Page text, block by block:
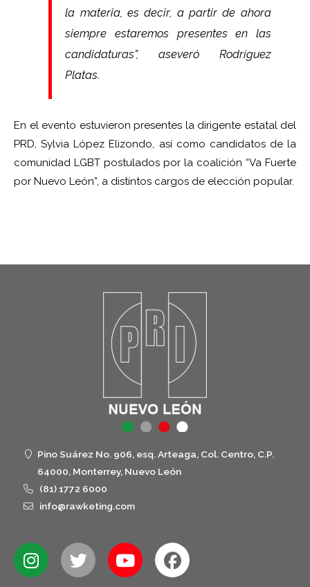
la materia, es decir, a partir de ahora
siempre estaremos presentes en las
candidaturas”, aseveró Rodríguez
Platas.
En el evento estuvieron presentes la dirigente estatal del
PRD, Sylvia López Elizondo, así como candidatos de la
comunidad LGBT postulados por la coalición “Va Fuerte
por Nuevo León”, a distintos cargos de elección popular.
Pino Suárez No. 906, esq. Arteaga, Col. Centro, C.P.
64000, Monterrey, Nuevo León
(81) 1772 6000
info@rawketing.com